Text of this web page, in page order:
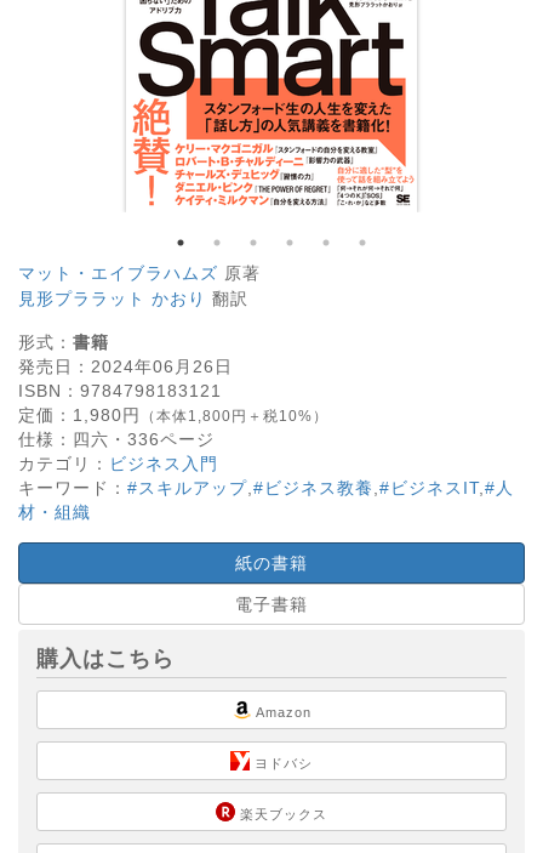
マット・エイブラハムズ 原著
見形プララット かおり 翻訳
形式： 書籍
発売日： 2024年06月26日
ISBN： 9784798183121
定価： 1,980円 （本体1,800円＋税10%）
仕様： 四六・ 336ページ
カテゴリ： ビジネス入門
キーワード： #スキルアップ #ビジネス教養 #ビジネスIT, #人
材・組織
紙の書籍
電子書籍
購入はこちら
Amazon
ヨドバシ
楽天ブックス